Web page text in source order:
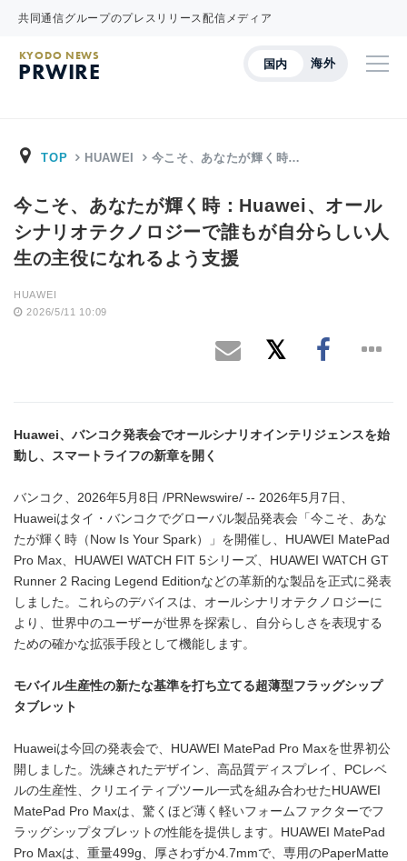
共同通信グループのプレスリリース配信メディア
国内 海外
KYODO NEWS
PRWIRE
TOP HUAWEI 今こそ、あなたが輝く時…
今こそ、あなたが輝く時：Huawei、オール
シナリオテクノロジーで誰もが自分らしい人
生の主役になれるよう支援
HUAWEI
2026/5/11 10:09
Huawei、バンコク発表会でオールシナリオインテリジェンスを始
動し、スマートライフの新章を開く
バンコク、2026年5月8日 /PRNewswire/ -- 2026年5月7日、
Huaweiはタイ・バンコクでグローバル製品発表会「今こそ、あな
たが輝く時（Now Is Your Spark）」を開催し、HUAWEI MatePad
Pro Max、HUAWEI WATCH FIT 5シリーズ、HUAWEI WATCH GT
Runner 2 Racing Legend Editionなどの革新的な製品を正式に発表
しました。これらのデバイスは、オールシナリオテクノロジーに
より、世界中のユーザーが世界を探索し、自分らしさを表現する
ための確かな拡張手段として機能します。
モバイル生産性の新たな基準を打ち立てる超薄型フラッグシップ
タブレット
Huaweiは今回の発表会で、HUAWEI MatePad Pro Maxを世界初公
開しました。洗練されたデザイン、高品質ディスプレイ、PCレベ
ルの生産性、クリエイティブツール一式を組み合わせたHUAWEI
MatePad Pro Maxは、驚くほど薄く軽いフォームファクターでフ
ラッグシップタブレットの性能を提供します。HUAWEI MatePad
Pro Maxは、重量499g、厚さわずか4.7mmで、専用のPaperMatte